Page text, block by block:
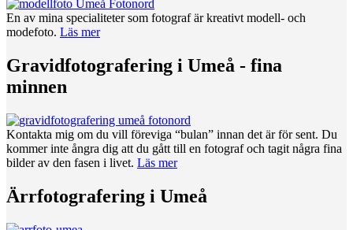
En av mina specialiteter som fotograf är kreativt modell- och
modefoto. Läs mer
Gravidfotografering i Umeå - fina
minnen
Kontakta mig om du vill föreviga “bulan” innan det är för sent. Du
kommer inte ångra dig att du gått till en fotograf och tagit några fina
bilder av den fasen i livet. Läs mer
Ärrfotografering i Umeå